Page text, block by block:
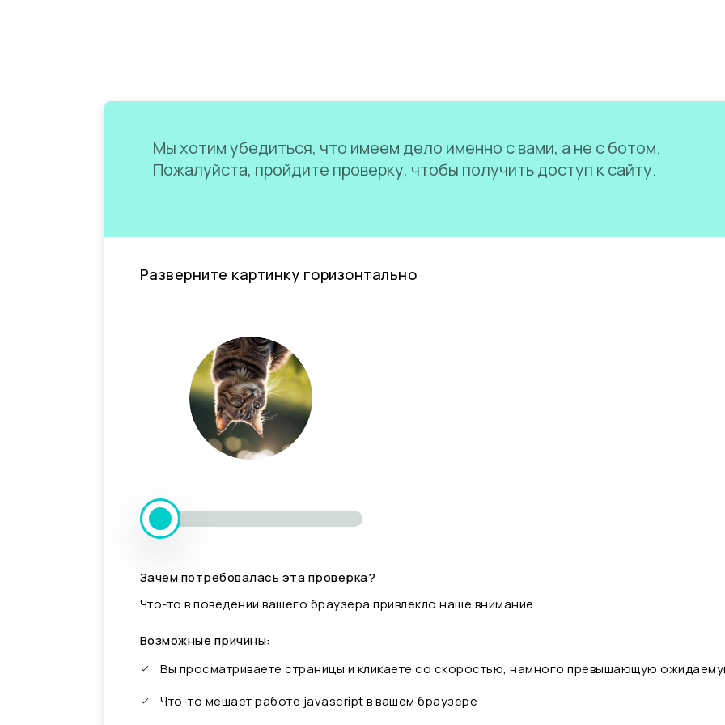
Мы хотим убедиться, что имеем дело именно с вами, а не с ботом.
Пожалуйста, пройдите проверку, чтобы получить доступ к сайту.
Разверните картинку горизонтально
Зачем потребовалась эта проверка?
Что-то в поведении вашего браузера привлекло наше внимание.
Возможные причины:
Вы просматриваете страницы и кликаете со скоростью, намного превышающую
Что-то мешает работе javascript в вашем браузере